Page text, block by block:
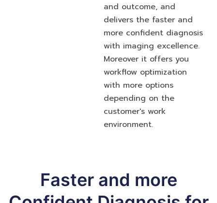
and outcome, and
delivers the faster and
more confident diagnosis
with imaging excellence.
Moreover it offers you
workflow optimization
with more options
depending on the
customer's work
environment.
Faster and more